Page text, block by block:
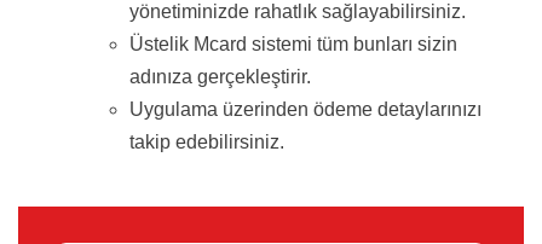
yönetiminizde rahatlık sağlayabilirsiniz.
Üstelik Mcard sistemi tüm bunları sizin
adınıza gerçekleştirir.
Uygulama üzerinden ödeme detaylarınızı
takip edebilirsiniz.